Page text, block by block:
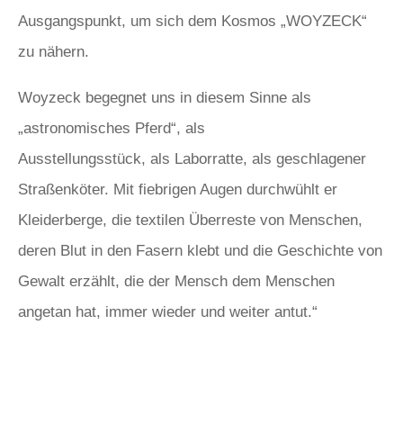
Ausgangspunkt, um sich dem Kosmos „WOYZECK“
zu nähern.
Woyzeck begegnet uns in diesem Sinne als
„astronomisches Pferd“, als
Ausstellungsstück, als Laborratte, als geschlagener
Straßenköter. Mit fiebrigen Augen durchwühlt er
Kleiderberge, die textilen Überreste von Menschen,
deren Blut in den Fasern klebt und die Geschichte von
Gewalt erzählt, die der Mensch dem Menschen
angetan hat, immer wieder und weiter antut.“